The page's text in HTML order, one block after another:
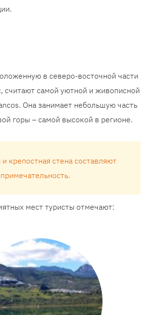
в северо-восточной части
считают самой уютной и живописной
Она занимает небольшую часть
горы – самой высокой в регионе.
крепостная стена составляют
мест туристы отмечают: